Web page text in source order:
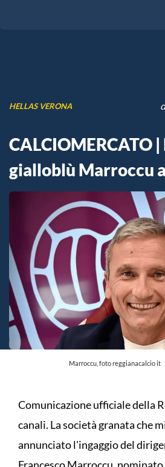
HELLAS VERONA
CALCIOMERCATO |
gialloblù Marroccu
Marroccu, foto reggianacalcio it
Comunicazione ufficiale della
canali. La società granata che
annunciato l'ingaggio del